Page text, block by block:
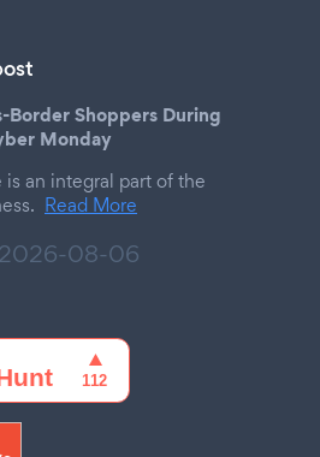
Shoppers During
Monday
an integral part of the
Read More
2026-08-06